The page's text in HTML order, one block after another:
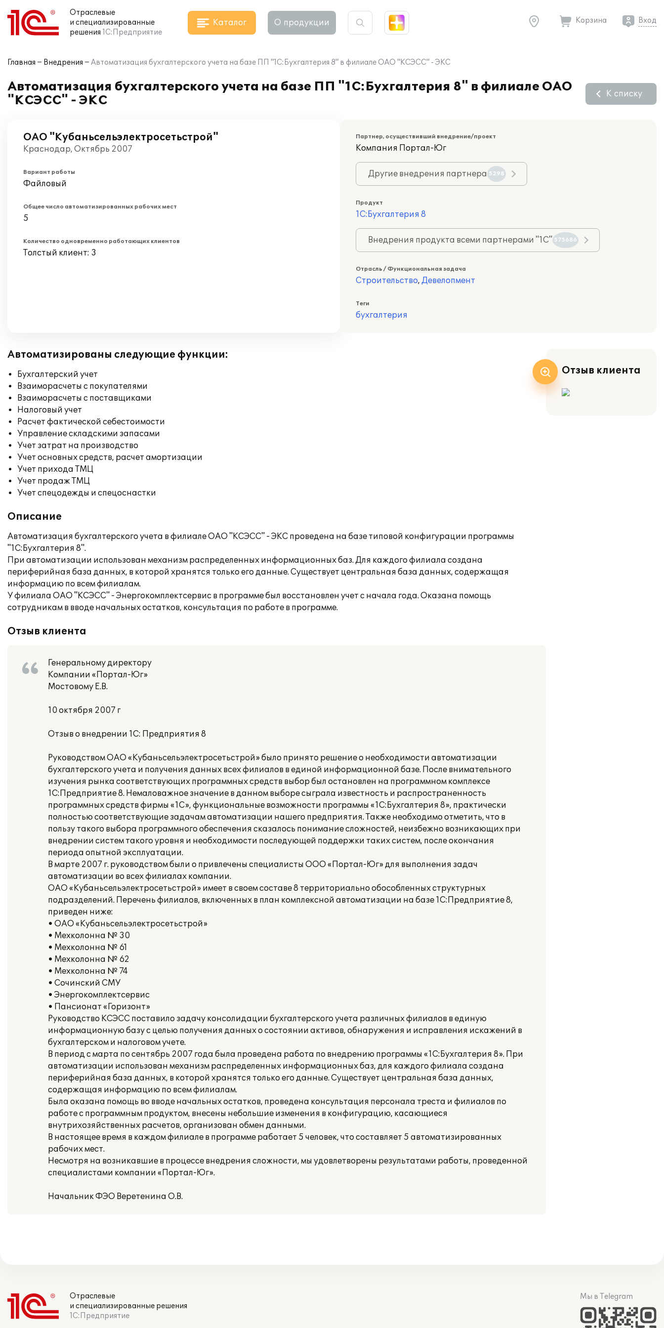
Отраслевые
и специализированные
решения 1С:Предприятие
Каталог О продукции Корзина Вход
Главная Внедрения Автоматизация бухгалтерского учета на базе ПП "1C:Бухгалтерия 8" в филиале ОАО "КСЭСС" - ЭКС
Автоматизация бухгалтерского учета на базе ПП "1C:Бухгалтерия 8" в филиале ОАО
"КСЭСС" - ЭКС
К списку
ОАО "Кубаньсельэлектросетьстрой"
Краснодар, Октябрь 2007
Вариант работы
Файловый
Общее число автоматизированных рабочих мест
5
Количество одновременно работающих клиентов
Толстый клиент: 3
Партнер, осуществивший внедрение/проект
Компания Портал-Юг
Другие внедрения партнера 5298
Продукт
1С:Бухгалтерия 8
Внедрения продукта всеми партнерами "1С" 575686
Отрасль / Функциональная задача
Строительство, Девелопмент
Теги
бухгалтерия
Автоматизированы следующие функции:
Бухгалтерский учет
Взаиморасчеты с покупателями
Взаиморасчеты с поставщиками
Налоговый учет
Расчет фактической себестоимости
Управление складскими запасами
Учет затрат на производство
Учет основных средств, расчет амортизации
Учет прихода ТМЦ
Учет продаж ТМЦ
Учет спецодежды и спецоснастки
Описание
Автоматизация бухгалтерского учета в филиале ОАО "КСЭСС" - ЭКС проведена на базе типовой конфигурации программы
"1C:Бухгалтерия 8".
При автоматизации использован механизм распределенных информационных баз. Для каждого филиала создана
периферийная база данных, в которой хранятся только его данные. Существует центральная база данных, содержащая
информацию по всем филиалам.
У филиала ОАО "КСЭСС" - Энергокомплектсервис в программе был восстановлен учет с начала года. Оказана помощь
сотрудникам в вводе начальных остатков, консультация по работе в программе.
Отзыв клиента
Генеральному директору
Компании «Портал-Юг»
Мостовому Е.В.
10 октября 2007 г
Отзыв о внедрении 1С: Предприятия 8
Руководством ОАО «Кубаньсельэлектросетьстрой» было принято решение о необходимости автоматизации
бухгалтерского учета и получения данных всех филиалов в единой информационной базе. После внимательного
изучения рынка соответствующих программных средств выбор был остановлен на программном комплексе
1С:Предприятие 8. Немаловажное значение в данном выборе сыграла известность и распространенность
программных средств фирмы «1С», функциональные возможности программы «1С:Бухгалтерия 8», практически
полностью соответствующие задачам автоматизации нашего предприятия. Также необходимо отметить, что в
пользу такого выбора программного обеспечения сказалось понимание сложностей, неизбежно возникающих при
внедрении систем такого уровня и необходимости последующей поддержки таких систем, после окончания
периода опытной эксплуатации.
В марте 2007 г. руководством были о привлечены специалисты ООО «Портал-Юг» для выполнения задач
автоматизации во всех филиалах компании.
ОАО «Кубаньсельэлектросетьстрой» имеет в своем составе 8 территориально обособленных структурных
подразделений. Перечень филиалов, включенных в план комплексной автоматизации на базе 1С:Предприятие 8,
приведен ниже:
• ОАО «Кубаньсельэлектросетьстрой»
• Мехколонна № 30
• Мехколонна № 61
• Мехколонна № 62
• Мехколонна № 74
• Сочинский СМУ
• Энергокомплектсервис
• Пансионат «Горизонт»
Руководство КСЭСС поставило задачу консолидации бухгалтерского учета различных филиалов в единую
информационную базу с целью получения данных о состоянии активов, обнаружения и исправления искажений в
бухгалтерском и налоговом учете.
В период с марта по сентябрь 2007 года была проведена работа по внедрению программы «1С:Бухгалтерия 8». При
автоматизации использован механизм распределенных информационных баз, для каждого филиала создана
периферийная база данных, в которой хранятся только его данные. Существует центральная база данных,
содержащая информацию по всем филиалам.
Была оказана помощь во вводе начальных остатков, проведена консультация персонала треста и филиалов по
работе с программным продуктом, внесены небольшие изменения в конфигурацию, касающиеся
внутрихозяйственных расчетов, организован обмен данными.
В настоящее время в каждом филиале в программе работает 5 человек, что составляет 5 автоматизированных
рабочих мест.
Несмотря на возникавшие в процессе внедрения сложности, мы удовлетворены результатами работы, проведенной
специалистами компании «Портал-Юг».
Начальник ФЭО Веретенина О.В.
Отзыв клиента
Отраслевые
и специализированные решения
1С:Предприятие
Мы в Telegram